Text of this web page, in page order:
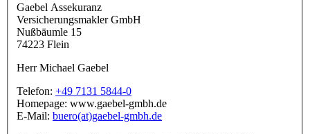
Gaebel Assekuranz
Versicherungsmakler GmbH
Nußbäumle 15
74223 Flein
Herr Michael Gaebel
Telefon: +49 7131 5844-0
Homepage: www.gaebel-gmbh.de
E-Mail: buero(at)gaebel-gmbh.de